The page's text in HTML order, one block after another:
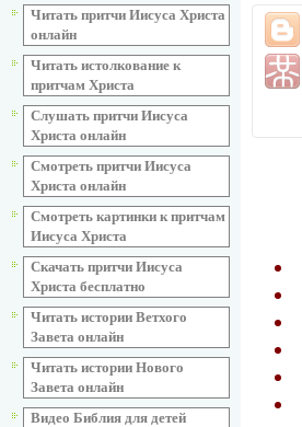
Читать притчи Иисуса Христа
онлайн
Читать истолкование к
притчам Христа
Слушать притчи Иисуса
Христа онлайн
Смотреть притчи Иисуса
Христа онлайн
Смотреть картинки к притчам
Иисуса Христа
Скачать притчи Иисуса
Христа бесплатно
Читать истории Ветхого
Завета онлайн
Читать истории Нового
Завета онлайн
Видео Библия для детей